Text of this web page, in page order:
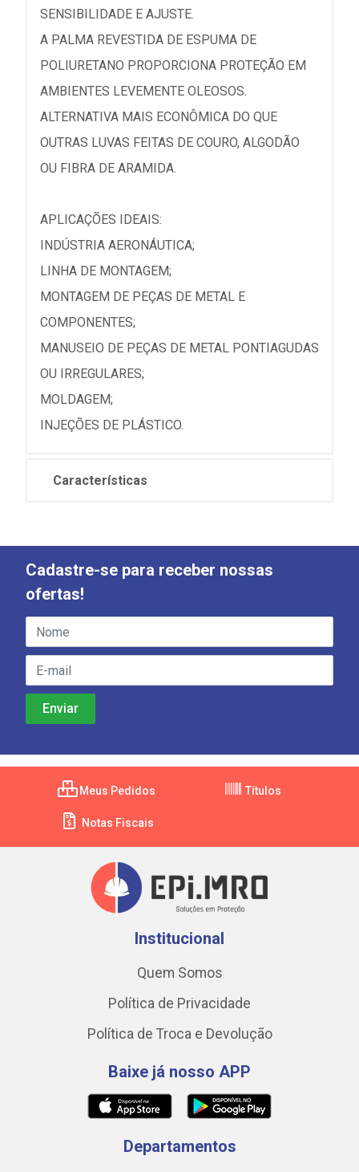
SENSIBILIDADE E AJUSTE.
A PALMA REVESTIDA DE ESPUMA DE
POLIURETANO PROPORCIONA PROTEÇÃO EM
AMBIENTES LEVEMENTE OLEOSOS.
ALTERNATIVA MAIS ECONÔMICA DO QUE
OUTRAS LUVAS FEITAS DE COURO, ALGODÃO
OU FIBRA DE ARAMIDA.
APLICAÇÕES IDEAIS:
INDÚSTRIA AERONÁUTICA;
LINHA DE MONTAGEM;
MONTAGEM DE PEÇAS DE METAL E
COMPONENTES;
MANUSEIO DE PEÇAS DE METAL PONTIAGUDAS
OU IRREGULARES;
MOLDAGEM;
INJEÇÕES DE PLÁSTICO.
Características
Cadastre-se para receber nossas
ofertas!
Meus Pedidos Títulos
Notas Fiscais
Institucional
Quem Somos
Política de Privacidade
Política de Troca e Devolução
Baixe já nosso APP
Departamentos